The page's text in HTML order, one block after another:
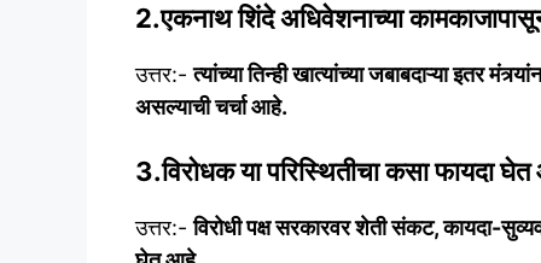
2.एकनाथ शिंदे अधिवेशनाच्या
उत्तर:-त्यांच्या तिन्ही खात्यांच्या जबाबदाऱ्या इतर
असल्याची चर्चा आहे.
3.विरोधक या परिस्थितीचा कसा फायदा
उत्तर:-विरोधी पक्ष सरकारवर शेती संकट, कायदा-